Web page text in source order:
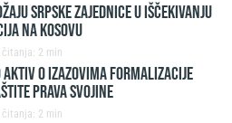
SRPSKE ZAJEDNICE U IŠČEKIVANJU
NA KOSOVU
čitanja: 2 min
Aktiv o izazovima formalizacije
prava svojine
čitanja: 2 min